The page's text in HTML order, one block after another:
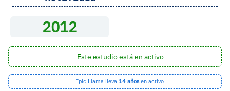
2012
Este estudio está en activo
Epic Llama lleva 14 añosen activo